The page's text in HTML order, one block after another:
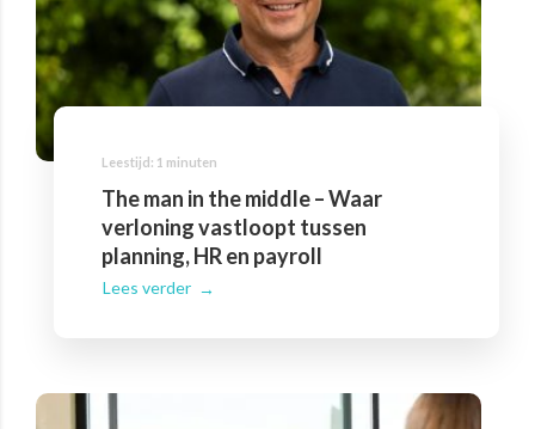
The man in the middle – Waar
verloning vastloopt tussen
planning, HR en payroll
Lees verder